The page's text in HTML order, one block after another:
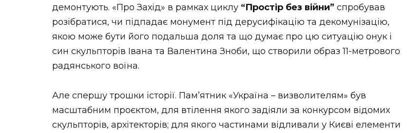
демонтують. «Про Захід» в рамках циклу “Простір без війни” спробував
розібратися, чи підпадає монумент під дерусифікацію та декомунізацію,
якою може бути його подальша доля та що думає про цю ситуацію онук і
син скульпторів Івана та Валентина Зноби, що створили образ 11-метрового
радянського воїна.
Але спершу трошки історії. Пам’ятник «Україна – визволителям» був
масштабним проєктом, для втілення якого задіяли за конкурсом відомих
скульпторів, архітекторів; для якого частинами відливали у Києві елементи